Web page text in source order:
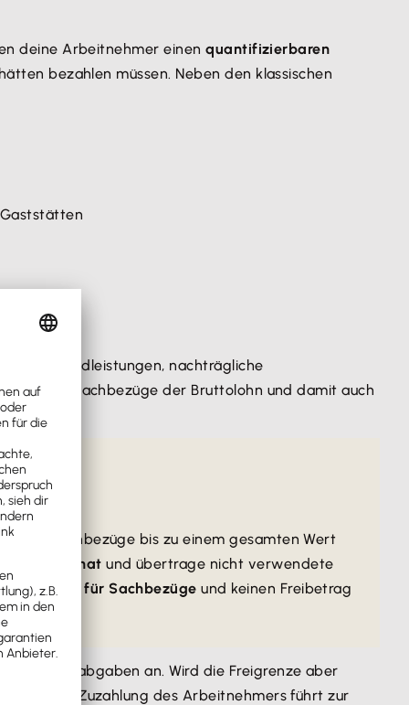
deine Arbeitnehmer einenquantifizierbaren
bezahlen müssen. Neben den klassischen
Geldleistungen, nachträgliche
durch Sachbezüge der Bruttolohn und damit auch
also Sachbezüge bis zu einem gesamten Wert
zum Monat und übertrage nicht verwendete
Freigrenze für Sachbezüge und keinen Freibetrag
an. Wird die Freigrenze aber
Eine Zuzahlung des Arbeitnehmers führt zur